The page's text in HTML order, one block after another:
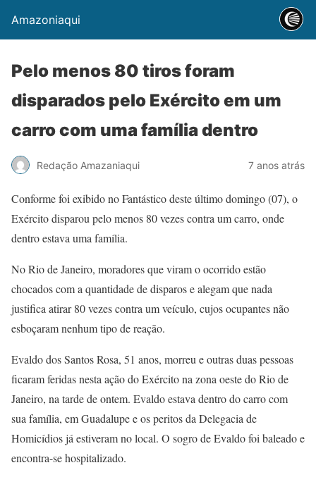
Amazoniaqui
Pelo menos 80 tiros foram
disparados pelo Exército em um
carro com uma família dentro
Redação Amazaniaqui 7 anos atrás
Conforme foi exibido no Fantástico deste último domingo (07), o
Exército disparou pelo menos 80 vezes contra um carro, onde
dentro estava uma família.
No Rio de Janeiro, moradores que viram o ocorrido estão
chocados com a quantidade de disparos e alegam que nada
justifica atirar 80 vezes contra um veículo, cujos ocupantes não
esboçaram nenhum tipo de reação.
Evaldo dos Santos Rosa, 51 anos, morreu e outras duas pessoas
ficaram feridas nesta ação do Exército na zona oeste do Rio de
Janeiro, na tarde de ontem. Evaldo estava dentro do carro com
sua família, em Guadalupe e os peritos da Delegacia de
Homicídios já estiveram no local. O sogro de Evaldo foi baleado e
encontra-se hospitalizado.